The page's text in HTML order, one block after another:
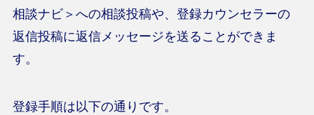
相談ナビ＞への相談投稿や、登録カウンセラーの
返信投稿に返信メッセージを送ることができま
す。
登録手順は以下の通りです。